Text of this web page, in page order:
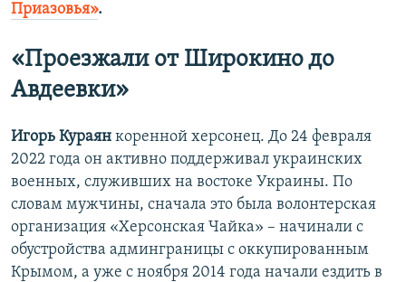
Приазовья».
«Проезжали от Широкино до
Авдеевки»
Игорь Кураян коренной херсонец. До 24 февраля
2022 года он активно поддерживал украинских
военных, служивших на востоке Украины. По
словам мужчины, сначала это была волонтерская
организация «Херсонская Чайка» – начинали с
обустройства админграницы с оккупированным
Крымом, а уже с ноября 2014 года начали ездить в